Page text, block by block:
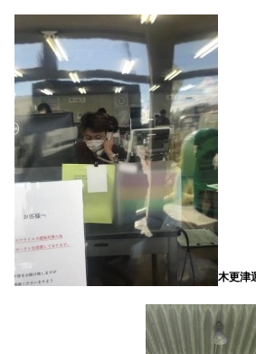
木更津